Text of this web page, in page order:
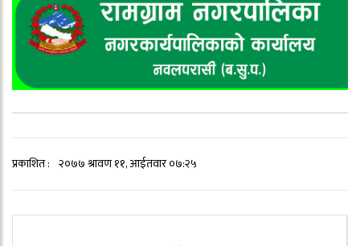
प्रकाशित : २०७७ श्रावण ११, आईतवार ०७:२५